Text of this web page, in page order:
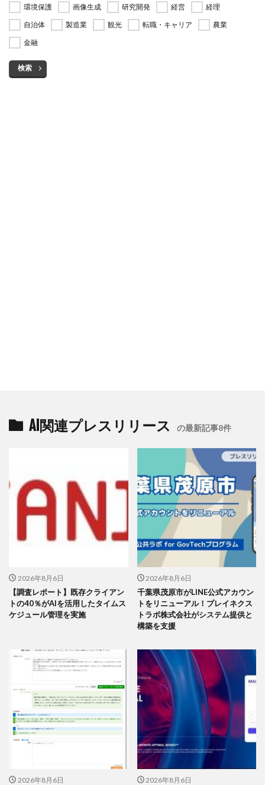
環境保護 画像生成 研究開発 経営
経理
自治体
製造業 観光 転職・キャリア
農業
金融
検索
AI関連プレスリリース の最新記事8件
2026年8月6日
【調査レポート】既存クライアン
トの40％がAIを活用したタイムス
ケジュール管理を実施
2026年8月6日
千葉県茂原市がLINE公式アカウン
トをリニューアル！プレイネクス
トラボ株式会社がシステム提供と
構築を支援
2026年8月6日 2026年8月6日